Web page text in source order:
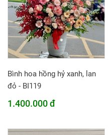
Bình hoa hồng hỷ xanh, lan
đỏ - BI119
1.400.000 đ